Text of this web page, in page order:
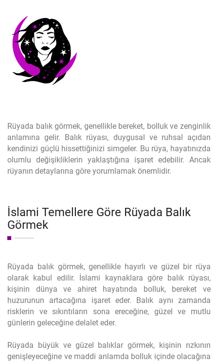
Rüyada balık görmek, genellikle bereket, bolluk ve zenginlik
anlamına gelir. Balık rüyası, duygusal ve ruhsal açıdan
kendinizi güçlü hissettiğinizi simgeler. Bu rüya, hayatınızda
olumlu değişikliklerin yaklaştığına işaret edebilir. Ancak
rüyanın detaylarına göre yorumlamak önemlidir.
İslami Temellere Göre Rüyada Balık
Görmek
Rüyada balık görmek, genellikle hayırlı ve güzel bir rüya
olarak kabul edilir. İslami kaynaklara göre balık rüyası,
kişinin dünya ve ahiret hayatında bolluk, bereket ve
huzurunun artacağına işaret eder. Balık aynı zamanda
risklerin ve sıkıntıların sona ereceğine, güzel ve mutlu
günlerin geleceğine delalet eder.
Rüyada büyük ve güzel balıklar görmek, kişinin rızkının
genişleyeceğine ve maddi anlamda bolluk içinde olacağına